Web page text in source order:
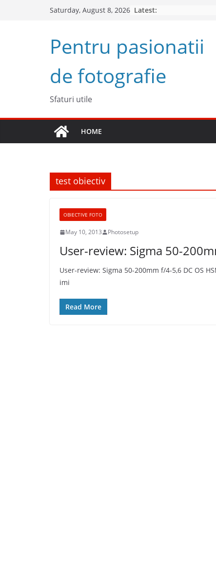
Saturday, August 8, 2026 Latest:
Pentru pasionatii
de fotografie
Sfaturi utile
HOME
test obiectiv
OBIECTIVE FOTO
May 10, 2013 Photosetup
User-review: Sigma 50-
User-review: Sigma 50-200mm f/4-5,6 DC OS
imi
Read More